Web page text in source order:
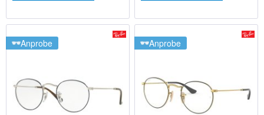
Anprobe Anprobe